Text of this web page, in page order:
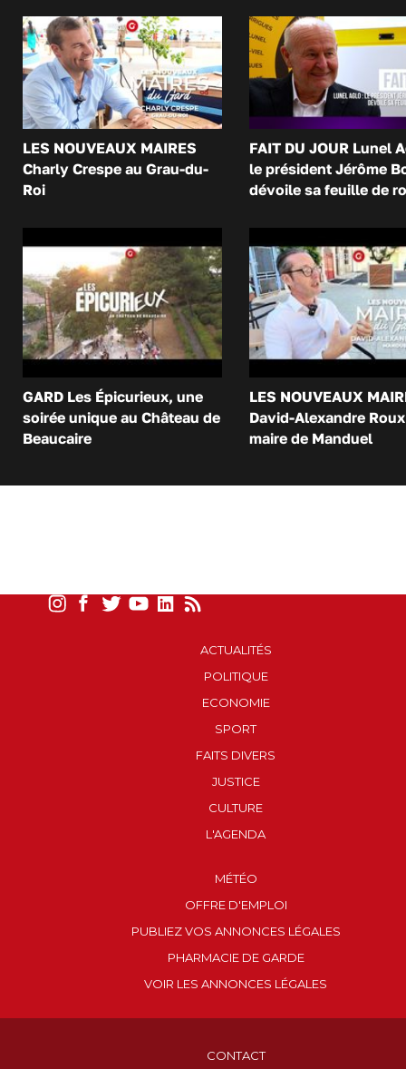
LES NOUVEAUX MAIRES
Charly Crespe au Grau-du-
Roi
FAIT DU JOUR Lunel
le président Jérôme
dévoile sa feuille de
GARD Les Épicurieux, une
soirée unique au Château de
Beaucaire
LES NOUVEAUX
David-Alexandre
maire de Manduel
ACTUALITÉS
POLITIQUE
ECONOMIE
SPORT
FAITS DIVERS
JUSTICE
CULTURE
L'AGENDA
MÉTÉO
OFFRE D'EMPLOI
PUBLIEZ VOS ANNONCES LÉGALES
PHARMACIE DE GARDE
VOIR LES ANNONCES LÉGALES
CONTACT